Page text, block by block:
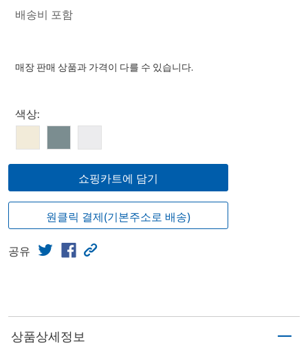
배송비 포함
매장 판매 상품과 가격이 다를 수 있습니다.
Select product
색상:
쇼핑카트에 담기
원클릭 결제(기본주소로 배송)
공유
상품상세정보